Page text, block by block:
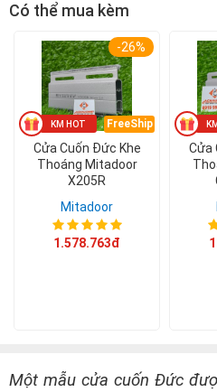
Chat với Á CHÂU:
Á CHÂU
0938786826
Email:
Có thể mua kèm
FreeShip
-26%
Cửa Cuốn Đức Khe
Thoáng Mitadoor
X205R
Mitadoor
1.578.763đ
Cửa
Một mẫu cửa cuốn Đức